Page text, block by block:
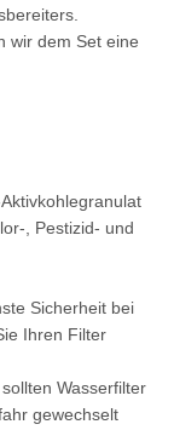
wir dem Set eine
, Pestizid- und
Sicherheit bei
Ihren Filter
Wasserfilter
gewechselt